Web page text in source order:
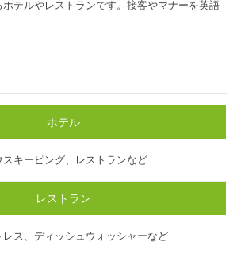
テルやレストランです。接客やマナーを英語
ホテル
キーピング、レストランなど
レストラン
ス、ディッシュウォッシャーなど